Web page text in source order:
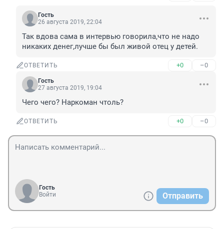
Гость
26 августа 2019, 22:04
Так вдова сама в интервью говорила,что не надо
никаких денег,лучше бы был живой отец у детей.
ОТВЕТИТЬ +0 –0
Гость
27 августа 2019, 19:04
Чего чего? Наркоман чтоль?
ОТВЕТИТЬ +0 –0
Гость
Войти
Отправить